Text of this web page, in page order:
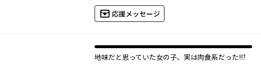
応援メッセージ
地味だと思っていた女の子、実は肉食系だった――!!?